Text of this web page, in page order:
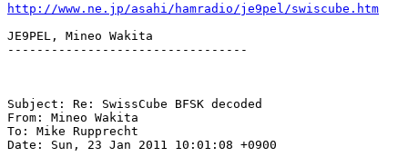
http://www.ne.jp/asahi/hamradio/je9pel/swiscube.htm
JE9PEL, Mineo Wakita
---------------------------------
Subject: Re: SwissCube BFSK decoded
From: Mineo Wakita
To: Mike Rupprecht
Date: Sun, 23 Jan 2011 10:01:08 +0900